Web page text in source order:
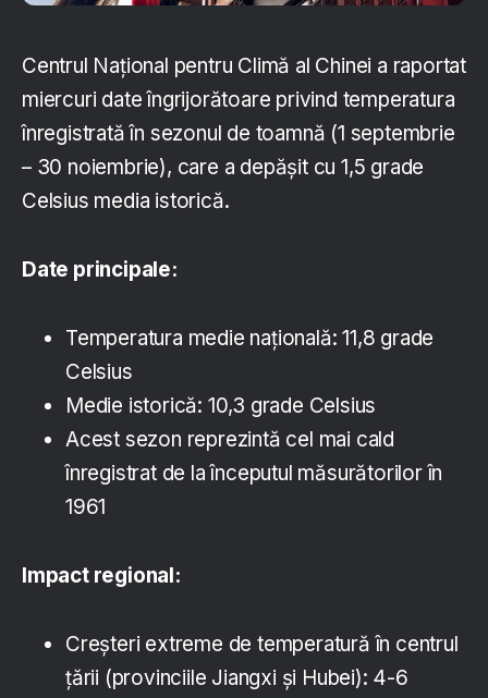
Centrul Naţional pentru Climă al Chinei a raportat
miercuri date îngrijorătoare privind temperatura
înregistrată în sezonul de toamnă (1 septembrie
– 30 noiembrie), care a depăşit cu 1,5 grade
Celsius media istorică.
Date principale:
Temperatura medie naţională: 11,8 grade
Celsius
Medie istorică: 10,3 grade Celsius
Acest sezon reprezintă cel mai cald
înregistrat de la începutul măsurătorilor în
1961
Impact regional:
Creşteri extreme de temperatură în centrul
ţării (provinciile Jiangxi şi Hubei): 4-6